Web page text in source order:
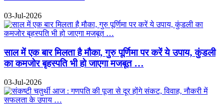
03-Jul-2026
साल में एक बार मिलता है मौका, गुरु पूर्णिमा पर करें ये उपाय, कुंडली
का कमजोर बृहस्पति भी हो जाएगा मजबूत …
03-Jul-2026